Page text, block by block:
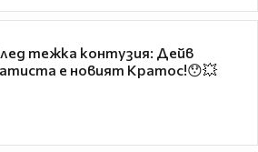
тежка контузия: Дейв
е новият Кратос!😯💥